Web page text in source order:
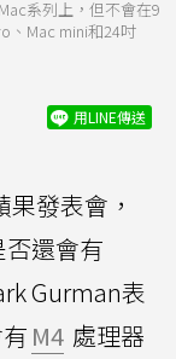
系列上，但不會在9
、Mac mini和24吋
用LINE傳送
發表會，
還會有
Gurman表
M4 處理器